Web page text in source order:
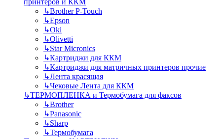
↳Brother P-Touch
↳Epson
↳Oki
↳Olivetti
↳Star Micronics
↳Картриджи для ККМ
↳Картриджи для матричных принтеров прочие
↳Лента красящая
↳Чековые Лента для ККМ
↳ТЕРМОПЛЕНКА и Термобумага для факсов
↳Brother
↳Panasonic
↳Sharp
↳Термобумага